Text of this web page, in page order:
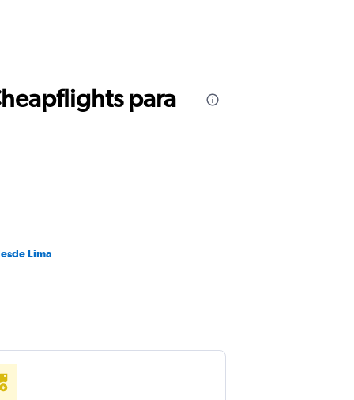
para
Lima